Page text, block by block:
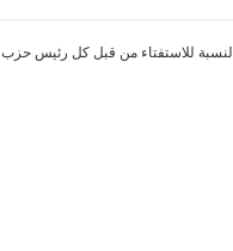
الأخير (و بالنسبة للاستفتاء من قبل كل رئيس حزب